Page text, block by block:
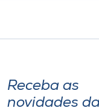
Receba as
novidades